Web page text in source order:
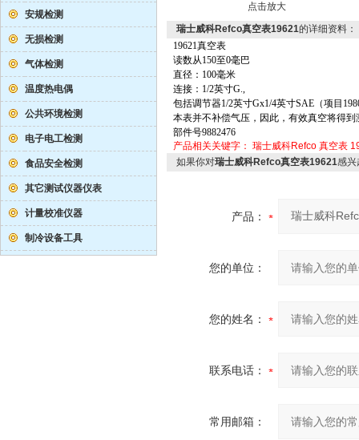
安规检测
无损检测
气体检测
温度热电偶
公共环境检测
电子电工检测
食品安全检测
其它测试仪器仪表
计量校准仪器
制冷设备工具
点击放大
瑞士威科Refco真空表19621的详细资料：
19621真空表
读数从150至0毫巴
直径： 100毫米
连接： 1/2英寸G.,
包括调节器1/2英寸Gx1/4英寸SAE （项目
本表并不补偿气压，因此，有效真空将得到
部件号9882476
产品相关关键字： 瑞士威科Refco 真空表
如果你对瑞士威科Refco真空表19621感兴
产品：
您的单位：
您的姓名：
联系电话：
常用邮箱：